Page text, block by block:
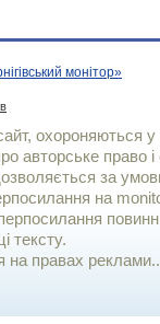
монітор»
охороняються у
авторське право і
за
на
тексту.
на правах реклами..